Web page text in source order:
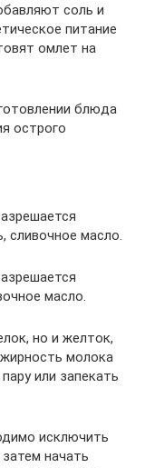
соль и
питание
омлет на
блюда
острого
сливочное масло.
масло.
но и желток,
молока
или запекать
исключить
начать